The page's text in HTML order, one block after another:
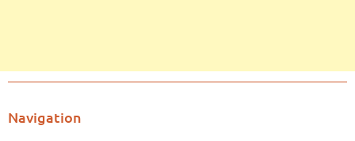
Navigation